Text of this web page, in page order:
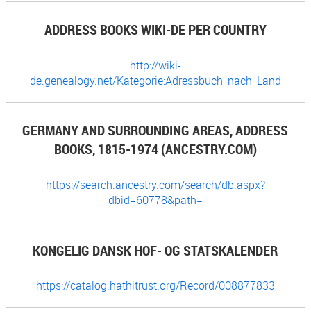
ADDRESS BOOKS WIKI-DE PER COUNTRY
http://wiki-
de.genealogy.net/Kategorie:Adressbuch_nach_Land
GERMANY AND SURROUNDING AREAS, ADDRESS
BOOKS, 1815-1974 (ANCESTRY.COM)
https://search.ancestry.com/search/db.aspx?
dbid=60778&path=
KONGELIG DANSK HOF- OG STATSKALENDER
https://catalog.hathitrust.org/Record/008877833